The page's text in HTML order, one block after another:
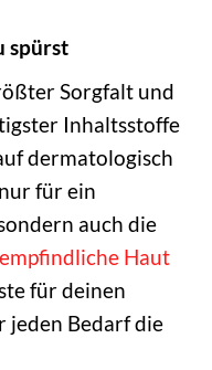
spürst
Sorgfalt und
Inhaltsstoffe
dermatologisch
für ein
auch die
empfindliche Haut
für deinen
jeden Bedarf die